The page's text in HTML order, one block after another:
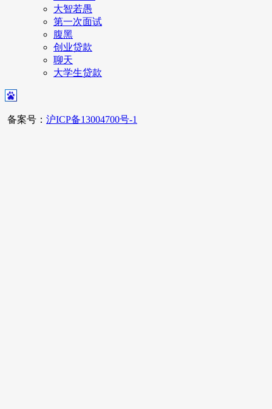
大智若愚
第一次面试
腹黑
创业贷款
聊天
大学生贷款
备案号： 沪ICP备13004700号-1